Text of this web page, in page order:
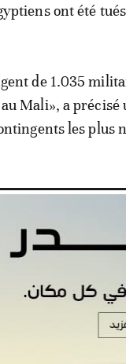
ont été
de 1.035
Mali», a
les plus
de la
2013 pour
la paix de l'ONU